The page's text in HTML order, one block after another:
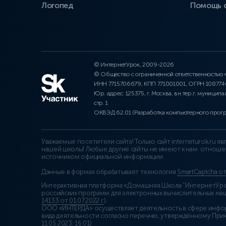
Логопед Помощь
© ИнтернетУрок, 2009-2026
© Общество с ограниченной
ИНН 7715706679, КПП 771001001, ОГРН
Юр. адрес: 125375, г. Москва, вн.тер.г.
стр. 1
ОКВЭД 62.01 (Разработка компьютерного
Уважаемые посетители сайта! Только сайт interneturok.ru
нашей школы! Любые другие сайты не имеют к нам
источником официальной информации.
Данные в формах обрабатывает технология SmartCaptcha
Интерактивная платформа «Домашняя Школа
российских программ для электронных вычислительных
14133 от 01.07.2022 г.).
ООО «ИНТЕРДА» осуществляет деятельность в сфере
вида деятельности согласно перечню, утверждённому
11.05.2023: 16.01)